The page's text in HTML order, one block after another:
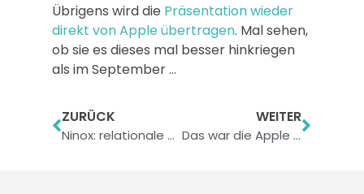
Übrigens wird die Präsentation wieder
direkt von Apple übertragen. Mal sehen,
ob sie es dieses mal besser hinkriegen
als im September …
ZURÜCK
Ninox: relationale Datenbank für iPad, Mac und bald auch iPhone
WEITER
Das war die Apple Keynote am 16. Oktober 2014